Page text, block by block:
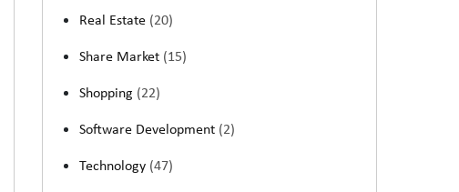
Real Estate (20)
Share Market (15)
Shopping (22)
Software Development (2)
Technology (47)